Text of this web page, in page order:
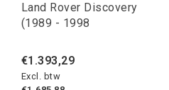
Land Rover Discovery
(1989 - 1998
€1.393,29
Excl. btw